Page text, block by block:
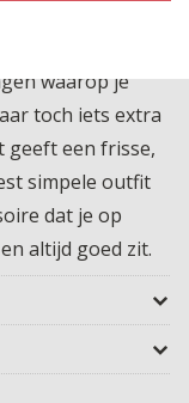
los om je nek te
aan je tas
waarop je
toch iets extra
geeft een frisse,
simpele outfit
dat je op
altijd goed zit.